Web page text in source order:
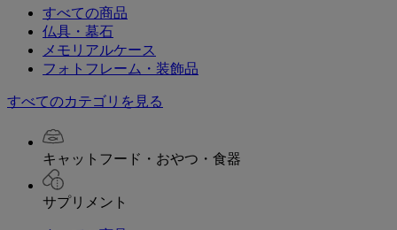
すべての商品
仏具・墓石
メモリアルケース
フォトフレーム・装飾品
すべてのカテゴリを見る
キャットフード・おやつ・食器
サプリメント